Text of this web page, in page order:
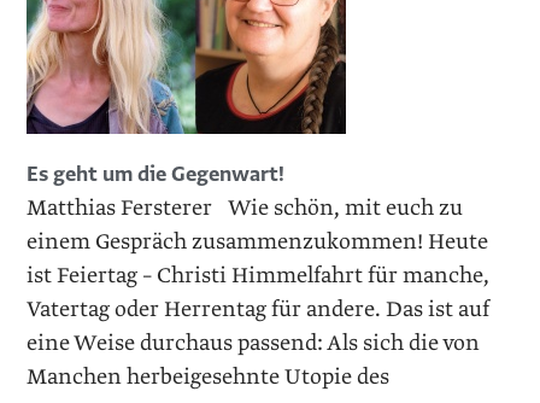
Es geht um die Gegenwart!
Matthias Fersterer Wie schön, mit euch zu
einem Gespräch zusammenzukommen! Heute
ist Feiertag – Christi Himmelfahrt für manche,
Vatertag oder Herrentag für andere. Das ist auf
eine Weise durchaus passend: Als sich die von
Manchen herbeigesehnte Utopie des